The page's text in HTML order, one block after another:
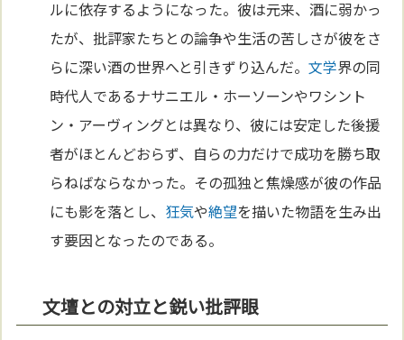
ルに依存するようになった。彼は元来、酒に弱かっ
たが、批評家たちとの論争や生活の苦しさが彼をさ
らに深い酒の世界へと引きずり込んだ。文学界の同
時代人であるナサニエル・ホーソーンやワシント
ン・アーヴィングとは異なり、彼には安定した後援
者がほとんどおらず、自らの力だけで成功を勝ち取
らねばならなかった。その孤独と焦燥感が彼の作品
にも影を落とし、 狂気や絶望を描いた物語を生み出
す要因となったのである。
文壇との対立と鋭い批評眼